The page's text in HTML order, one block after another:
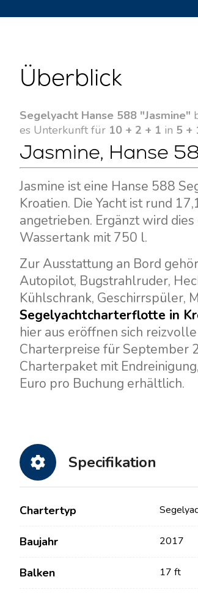
Überblick
Segelyacht Hanse 588 "Jasmine"
es Unterkunft für 10 + 2 + 1 in 5 +
Jasmine, Hanse
Jasmine ist eine Hanse 588
Kroatien. Die Yacht ist rund
angetrieben. Ergänzt wird
Wassertank mit 750 l.
Zur Ausstattung an Bord
Autopilot, Bugstrahlruder,
Kühlschrank, Geschirrspüler,
Segelyachtcharterflotte in
hier aus eröffnen sich
Charterpreise für September
Charterpaket mit
Euro pro Buchung erhältlich.
Specifikation
Chartertyp
Baujahr 2017
Balken 17 ft